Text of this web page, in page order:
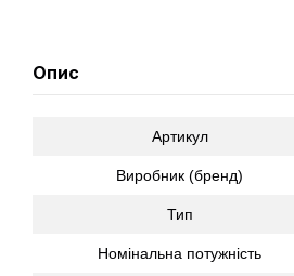
Опис
Артикул
Виробник (бренд)
Тип
Номінальна потужність